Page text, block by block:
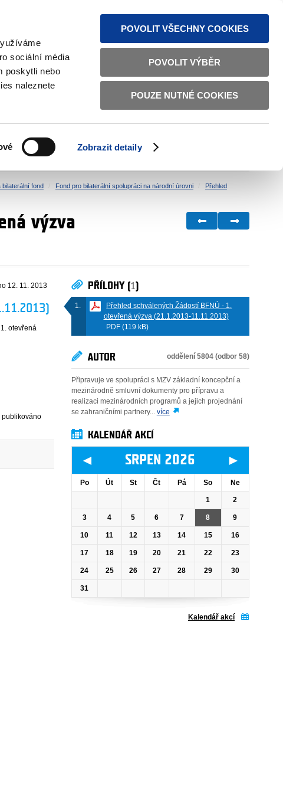
sociální média
poskytli nebo
naleznete
Zobrazit detaily
POVOLIT VŠECHNY COOKIES
POVOLIT VÝBĚR
POUZE NUTNÉ COOKIES
TEXTOVÁ VERZE ČESKY ENGLISH
VNITŘNÍ VĚCI BILATERÁLNÍ SPOLUPRÁCE
fond Fond pro bilaterální spolupráci na národní úrovni
Přehled
výzva
12. 11. 2013
otevřená
publikováno
PŘÍLOHY (1 )
Přehled schválených Žádostí BFNÚ - 1.
otevřená výzva (21.1.2013-11.11.2013)
PDF (119 kB)
AUTOR oddělení 5804 (odbor 58)
Připravuje ve spolupráci s MZV základní koncepční a
mezinárodně smluvní dokumenty pro přípravu a
realizaci mezinárodních programů a jejich projednání
se zahraničními partnery... více
KALENDÁŘ AKCÍ
◄ SRPEN 2026 ►
Po Út St Čt Pá So Ne
1 2
3 4 5 6 7 8 9
10 11 12 13 14 15 16
17 18 19 20 21 22 23
24 25 26 27 28 29 30
31
Kalendář akcí